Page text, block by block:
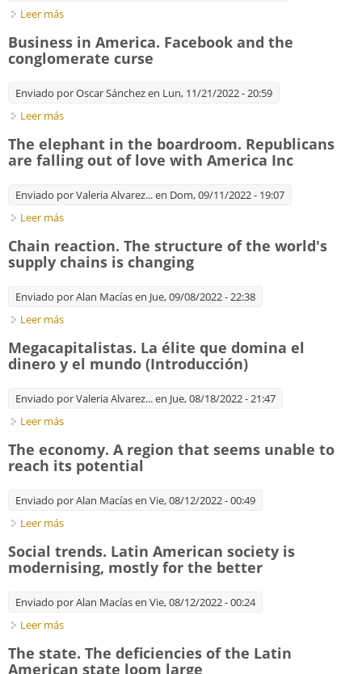
Leer más
Business in America. Facebook and the
conglomerate curse
Enviado porOscar Sánchezen Lun, 11/21/2022 - 20:59
Leer más
The elephant in the boardroom. Republicans
are falling out of love with America Inc
Enviado porValeria Alvarez...en Dom, 09/11/2022 - 19:07
Leer más
Chain reaction. The structure of the world's
supply chains is changing
Enviado porAlan Macíasen Jue, 09/08/2022 - 22:38
Leer más
Megacapitalistas. La élite que domina el
dinero y el mundo (Introducción)
Enviado porValeria Alvarez...en Jue, 08/18/2022 - 21:47
Leer más
The economy. A region that seems unable to
reach its potential
Enviado porAlan Macíasen Vie, 08/12/2022 - 00:49
Leer más
Social trends. Latin American society is
modernising, mostly for the better
Enviado porAlan Macíasen Vie, 08/12/2022 - 00:24
Leer más
The state. The deficiencies of the Latin
American state loom large